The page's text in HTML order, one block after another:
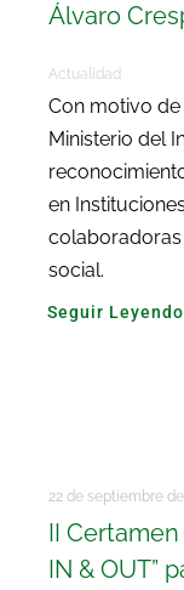
Álvaro
Actualidad
Con motivo
Ministerio del
en
social.
Seguir Leyendo
22 de septiembre
II
IN & OUT”